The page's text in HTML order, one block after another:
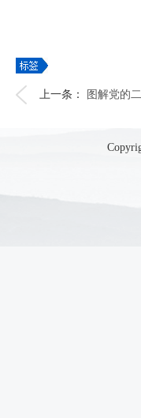
上一条： 图解党的